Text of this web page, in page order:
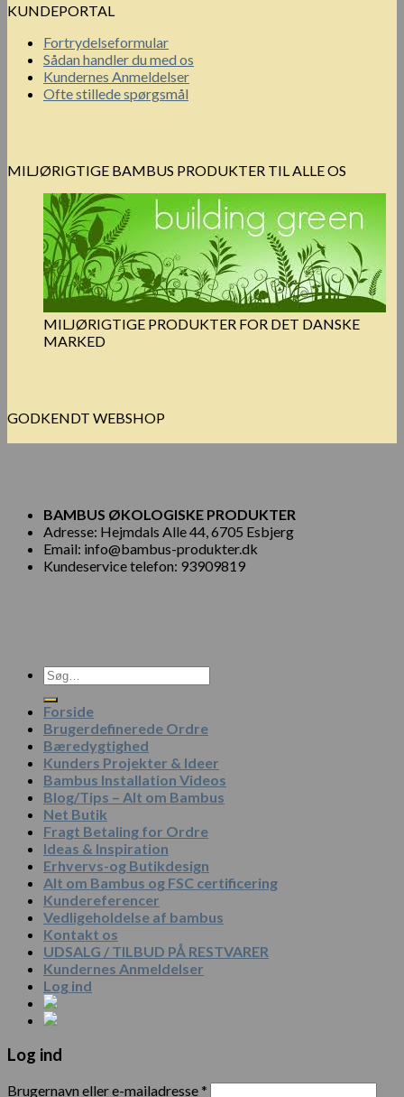
KUNDEPORTAL
Fortrydelseformular
Sådan handler du med os
Kundernes Anmeldelser
Ofte stillede spørgsmål
MILJØRIGTIGE BAMBUS PRODUKTER TIL ALLE OS
MILJØRIGTIGE PRODUKTER FOR DET DANSKE
MARKED
GODKENDT WEBSHOP
BAMBUS ØKOLOGISKE PRODUKTER
Adresse: Hejmdals Alle 44, 6705 Esbjerg
Email: info@bambus-produkter.dk
Kundeservice telefon: 93909819
Søg
efter:
Forside
Brugerdefinerede Ordre
Bæredygtighed
Kunders Projekter & Ideer
Bambus Installation Videos
Blog/Tips – Alt om Bambus
Net Butik
Fragt Betaling for Ordre
Ideas & Inspiration
Erhvervs-og Butikdesign
Alt om Bambus og FSC certificering
Kundereferencer
Vedligeholdelse af bambus
Kontakt os
UDSALG / TILBUD PÅ RESTVARER
Kundernes Anmeldelser
Log ind
Log ind
Brugernavn eller e-mailadresse*